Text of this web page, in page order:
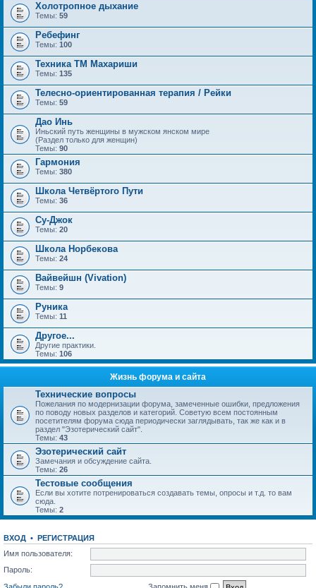
Холотропное дыхание
Темы: 59
Ребефинг
Темы: 100
Техника ТМ Махариши
Темы: 135
Телесно-ориентированная терапия / Рейки
Темы: 59
Дао Инь
Иньский путь женщины в мужском янском мире
(Раздел только для женщин)
Темы: 90
Гармония
Темы: 380
Школа Четвёртого Пути
Темы: 36
Су-Джок
Темы: 20
Школа Норбекова
Темы: 24
Вайвейшн (Vivation)
Темы: 9
Руника
Темы: 11
Другое...
Другие практики.
Темы: 106
Жизнь форума и сайта
Технические вопросы
Пожелания по модернизации форума, замеченные ошибки, предложения
по поводу новых разделов и категорий. Советую всем постоянным
посетителям форума сюда периодически заглядывать, так же как и в
раздел "Эзотерический сайт".
Темы: 43
Эзотерический сайт
Замечания и обсуждение сайта.
Темы: 26
Тестовые сообщения
Если вы хотите потренироваться создавать темы, опросы и т.д. то вам
сюда.
Темы: 2
ВХОД • РЕГИСТРАЦИЯ
Имя пользователя:
Пароль: